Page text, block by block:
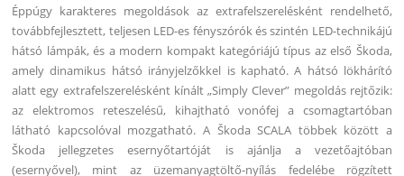
Éppúgy karakteres megoldások az extrafelszerelésként rendelhető,
továbbfejlesztett, teljesen LED-es fényszórók és szintén LED-technikájú
hátsó lámpák, és a modern kompakt kategóriájú típus az első Škoda,
amely dinamikus hátsó irányjelzőkkel is kapható. A hátsó lökhárító
alatt egy extrafelszerelésként kínált „Simply Clever” megoldás rejtőzik:
az elektromos reteszelésű, kihajtható vonófej a csomagtartóban
látható kapcsolóval mozgatható. A Škoda SCALA többek között a
Škoda jellegzetes esernyőtartóját is ajánlja a vezetőajtóban
(esernyővel), mint az üzemanyagtöltő-nyílás fedelébe rögzített